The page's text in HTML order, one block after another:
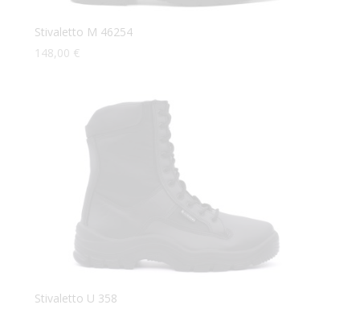
Stivaletto M 46254
148,00 €
Stivaletto U 358